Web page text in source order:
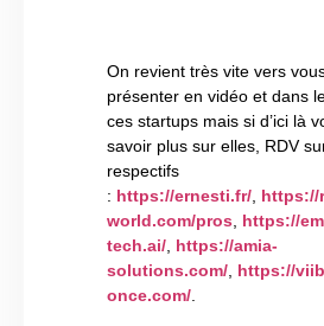
On revient très vite vers
présenter en vidéo et dans
ces startups mais si d’ici là
savoir plus sur elles, RDV
respectifs
: https://ernesti.fr/, https://
world.com/pros, https://
tech.ai/, https://amia-
solutions.com/, https://
once.com/.